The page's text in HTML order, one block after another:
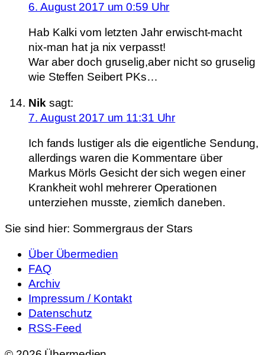
6. August 2017 um 0:59 Uhr
Hab Kalki vom letzten Jahr erwischt-macht
nix-man hat ja nix verpasst!
War aber doch gruselig,aber nicht so gruselig
wie Steffen Seibert PKs…
Nik sagt:
7. August 2017 um 11:31 Uhr
Ich fands lustiger als die eigentliche Sendung,
allerdings waren die Kommentare über
Markus Mörls Gesicht der sich wegen einer
Krankheit wohl mehrerer Operationen
unterziehen musste, ziemlich daneben.
Sie sind hier: Sommergraus der Stars
Über Übermedien
FAQ
Archiv
Impressum / Kontakt
Datenschutz
RSS-Feed